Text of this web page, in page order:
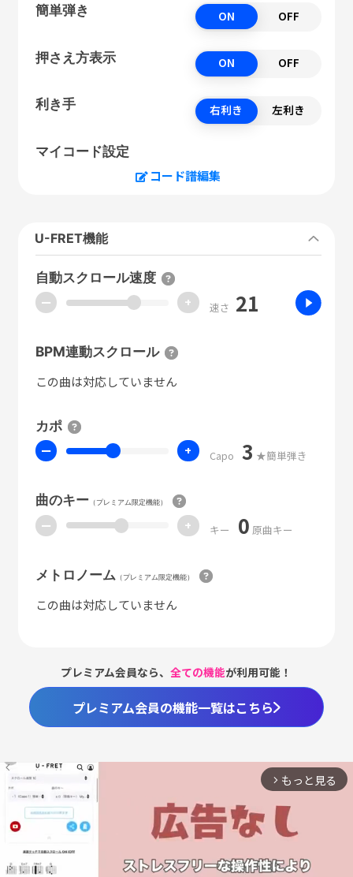
簡単弾き ON OFF
押さえ方表示 ON OFF
利き手 右利き 左利き
マイコード設定
コード譜編集
U-FRET機能
自動スクロール速度
ー + 速さ 21
BPM連動スクロール
この曲は対応していません
カポ
ー + Capo 3 ★簡単弾き
曲のキー（プレミアム限定機能）
ー + キー 0 原曲キー
メトロノーム （プレミアム限定機能）
この曲は対応していません
プレミアム会員なら、全ての機能が利用可能！
プレミアム会員の機能一覧はこちら
arrow_forward_ios もっと見る